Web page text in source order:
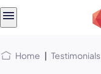
Home | Testimonials